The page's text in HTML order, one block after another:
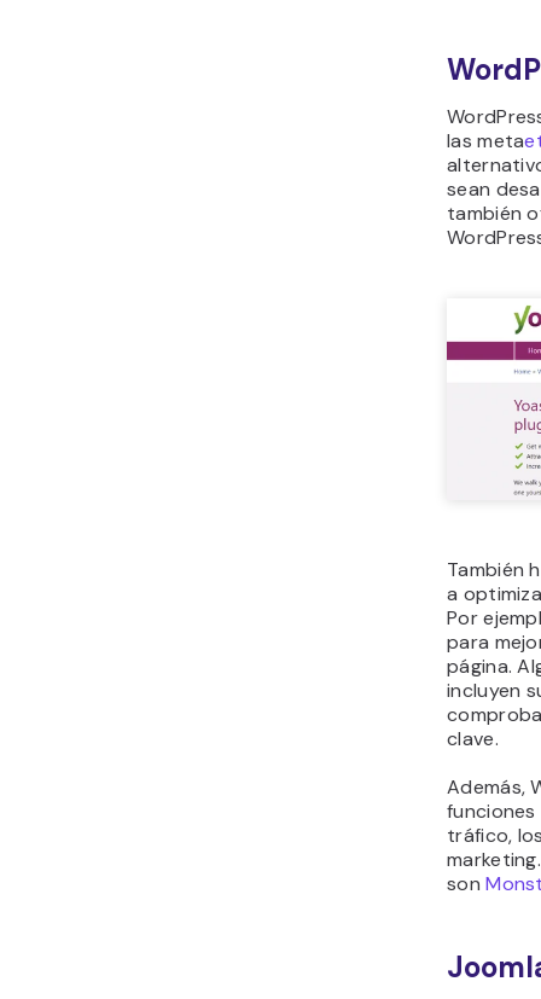
las meta
sean
también
También
a
Por
para
página.
incluyen
clave.
Además,
tráfico,
son